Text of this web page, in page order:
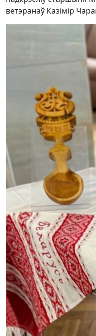
ветэранаў Казімір